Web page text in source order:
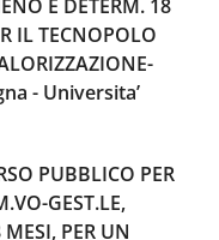
E DETERM. 18
IL TECNOPOLO
- Universita’
PUBBLICO PER
GEST.LE,
PER UN